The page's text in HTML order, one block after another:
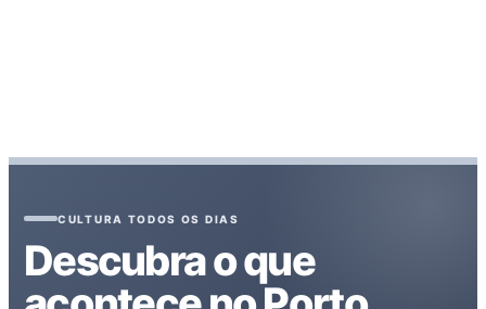
CULTURA TODOS OS DIAS
Descubra o que